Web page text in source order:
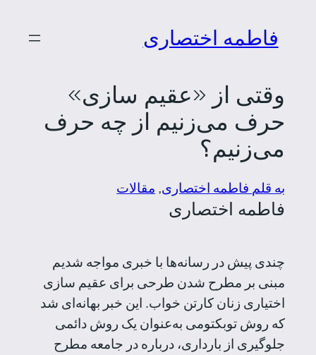
فاطمه اختصاری
وقتی از «عقیم سازی»
حرف می‌زنیم از چه حرف
می‌زنیم؟
به قلم فاطمه اختصاری, مقالات
فاطمه اختصاری
چندی پیش در رسانه‌ها با خبری مواجه شدیم
مبنی بر مطرح شدن طرحی برای عقیم سازی
اختیاری زنان کارتن خواب. این خبر بهانه‌ای شد
که روش توبکتومی به‌عنوان یک روش دائمی
جلوگیری از بارداری، درباره در جامعه مطرح